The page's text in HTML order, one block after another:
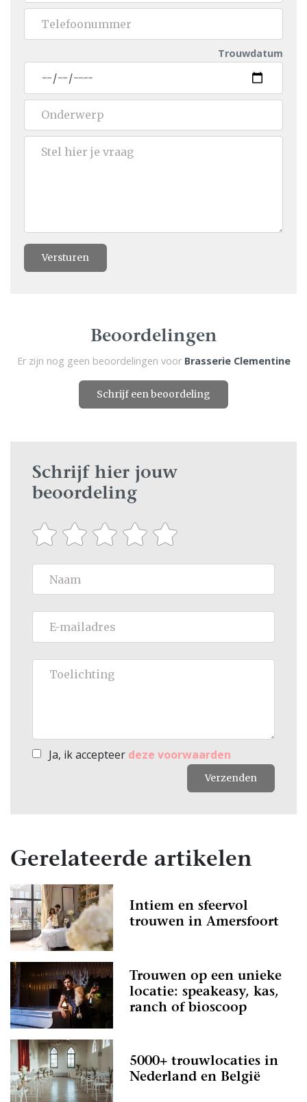
Trouwdatum
Versturen
Beoordelingen
Er zijn nog geen beoordelingen voor Brasserie Clementine
Schrijf een beoordeling
Schrijf hier jouw
beoordeling
Ja, ik accepteer deze voorwaarden
Verzenden
Gerelateerde artikelen
Intiem en sfeervol
trouwen in Amersfoort
Trouwen op een unieke
locatie: speakeasy, kas,
ranch of bioscoop
5000+ trouwlocaties in
Nederland en België